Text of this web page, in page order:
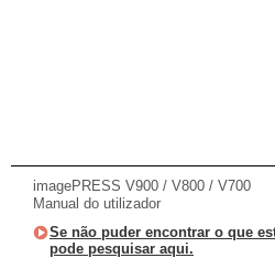
imagePRESS V900 / V800 / V700
Manual do utilizador
Se não puder encontrar o que
pode pesquisar aqui.